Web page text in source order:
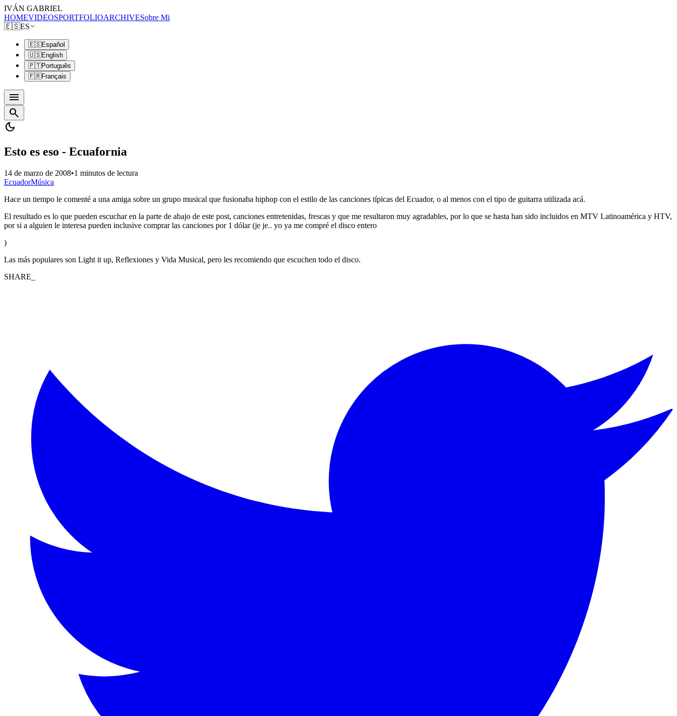
IVÁN GABRIEL
HOMEVIDEOSPORTFOLIOARCHIVESobre Mi
🇪🇸ES
🇪🇸Español
🇺🇸English
🇵🇹Português
🇫🇷Français
menu
search
dark_mode
Esto es eso - Ecuafornia
14 de marzo de 2008•1 minutos de lectura
EcuadorMúsica
Hace un tiempo le comenté a una amiga sobre un grupo musical que fusionaba hiphop con el estilo de las canciones típicas del Ecuador, o al menos con el tipo de guitarra utilizada acá.
El resultado es lo que pueden escuchar en la parte de abajo de este post, canciones entretenidas, frescas y que me resultaron muy agradables, por lo que se hasta han sido incluidos en MTV Latinoamérica y HTV,
por si a alguien le interesa pueden inclusive comprar las canciones por 1 dólar (je je.. yo ya me compré el disco entero
)
Las más populares son Light it up, Reflexiones y Vida Musical, pero les recomiendo que escuchen todo el disco.
SHARE_